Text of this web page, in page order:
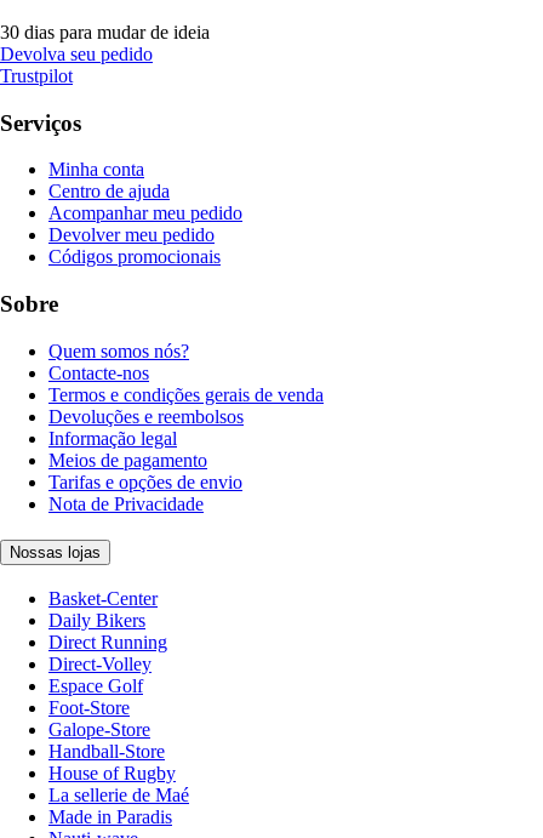
30 dias para mudar de ideia
Devolva seu pedido
Trustpilot
Serviços
Minha conta
Centro de ajuda
Acompanhar meu pedido
Devolver meu pedido
Códigos promocionais
Sobre
Quem somos nós?
Contacte-nos
Termos e condições gerais de venda
Devoluções e reembolsos
Informação legal
Meios de pagamento
Tarifas e opções de envio
Nota de Privacidade
Nossas lojas
Basket-Center
Daily Bikers
Direct Running
Direct-Volley
Espace Golf
Foot-Store
Galope-Store
Handball-Store
House of Rugby
La sellerie de Maé
Made in Paradis